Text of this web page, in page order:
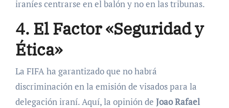
iraníes centrarse en el balón y no en las tribunas.
4. El Factor «Seguridad y
Ética»
La FIFA ha garantizado que no habrá
discriminación en la emisión de visados para la
delegación iraní. Aquí, la opinión de Joao Rafael